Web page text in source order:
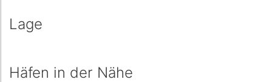
Lage
Häfen in der Nähe